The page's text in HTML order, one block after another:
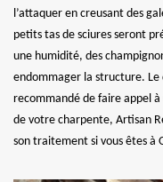
l’attaquer en creusant des
petits tas de sciures seront
une humidité, des
endommager la structure.
recommandé de faire appel
de votre charpente, Artisan
son traitement si vous êtes à